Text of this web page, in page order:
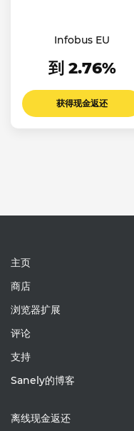
Infobus EU
到 2.76%
获得现金返还
主页
商店
浏览器扩展
评论
支持
Sanely的博客
离线现金返还